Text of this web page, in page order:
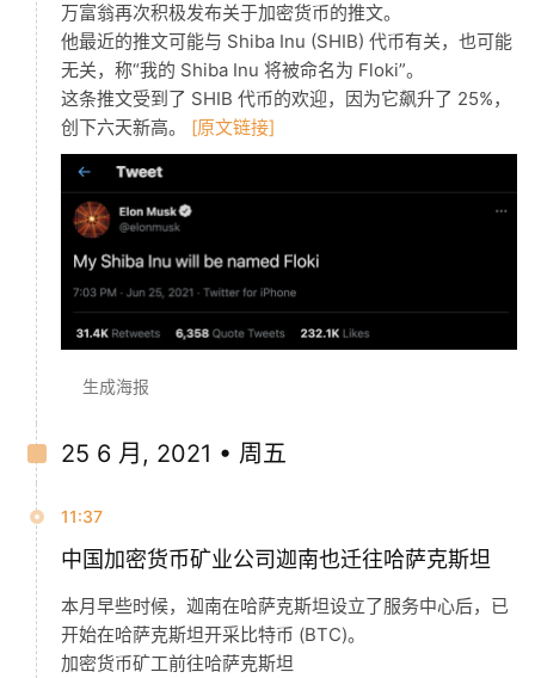
万富翁再次积极发布关于加密货币的推文。
他最近的推文可能与 Shiba Inu (SHIB) 代币有关，也可能
无关，称“我的 Shiba Inu 将被命名为 Floki”。
这条推文受到了 SHIB 代币的欢迎，因为它飙升了 25%，
创下六天新高。 [原文链接]
生成海报
25 6 月, 2021 • 周五
11:37
中国加密货币矿业公司迦南也迁往哈萨克斯坦
本月早些时候，迦南在哈萨克斯坦设立了服务中心后，已
开始在哈萨克斯坦开采比特币 (BTC)。
加密货币矿工前往哈萨克斯坦